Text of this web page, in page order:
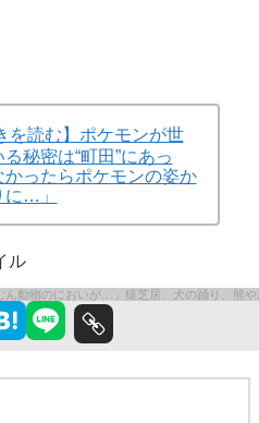
を読む】ポケモンが世
秘密は“町田”にあっ
ったらポケモンの姿か
に…」
ル
ん動物のにおいが…」猿芝居、犬の踊り、熊